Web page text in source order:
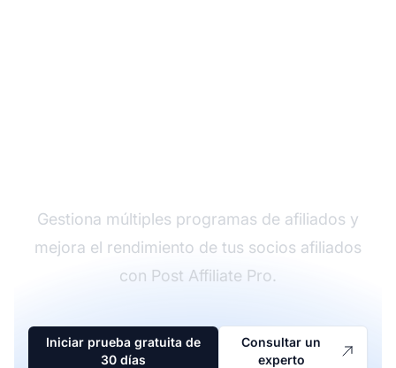
Gestiona múltiples programas de afiliados y
mejora el rendimiento de tus socios afiliados
con Post Affiliate Pro.
Iniciar prueba gratuita de
30 días
Consultar un
experto